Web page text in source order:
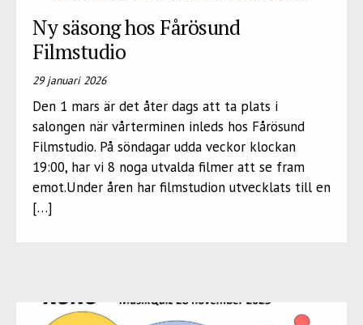
Ny säsong hos Fårösund
Filmstudio
29 januari 2026
Den 1 mars är det åter dags att ta plats i
salongen när vårterminen inleds hos Fårösund
Filmstudio. På söndagar udda veckor klockan
19:00, har vi 8 noga utvalda filmer att se fram
emot.Under åren har filmstudion utvecklats till en
[…]